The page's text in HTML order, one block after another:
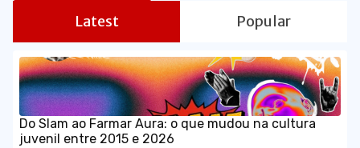
Latest Popular
Do Slam ao Farmar Aura: o que mudou na cultura
juvenil entre 2015 e 2026